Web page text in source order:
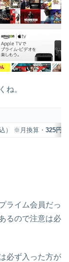
ね。
） ※月換算・ 325円
ライム会員だっ
るので注意は必
必ず入った方が